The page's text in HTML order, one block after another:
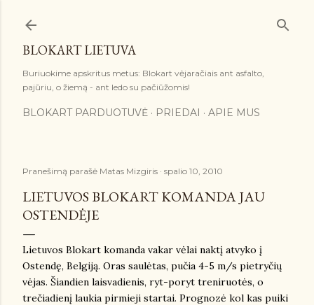
BLOKART LIETUVA
Buriuokime apskritus metus: Blokart vėjaračiais ant asfalto,
pajūriu, o žiemą - ant ledo su pačiūžomis!
BLOKART PARDUOTUVĖ PRIEDAI APIE MUS
Pranešimą parašė Matas Mizgiris spalio 10, 2010
LIETUVOS BLOKART KOMANDA JAU
OSTENDĖJE
Lietuvos Blokart komanda vakar vėlai naktį atvyko į
Ostendę, Belgiją. Oras saulėtas, pučia 4-5 m/s pietryčių
vėjas. Šiandien laisvadienis, ryt-poryt treniruotės, o
trečiadienį laukia pirmieji startai. Prognozė kol kas puiki